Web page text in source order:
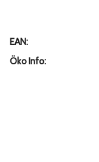
EAN:
Öko Info: